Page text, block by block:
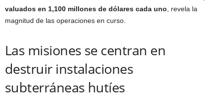
valuados en 1,100 millones de dólares cada uno , revela la
magnitud de las operaciones en curso.
Las misiones se centran en
destruir instalaciones
subterráneas hutíes